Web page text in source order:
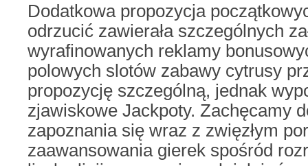
Dodatkowa propozycja
odrzucić zawierała szczególnych
wyrafinowanych reklamy
polowych slotów zabawy cytrusy
propozycję szczególną, jednak
zjawiskowe Jackpoty. Zachęcamy
zapoznania się wraz z zwięzłym
zaawansowania gierek spośród